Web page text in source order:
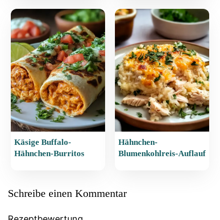
Käsige Buffalo-
Hähnchen-Burritos
Hähnchen-
Blumenkohlreis-Auflauf
Schreibe einen Kommentar